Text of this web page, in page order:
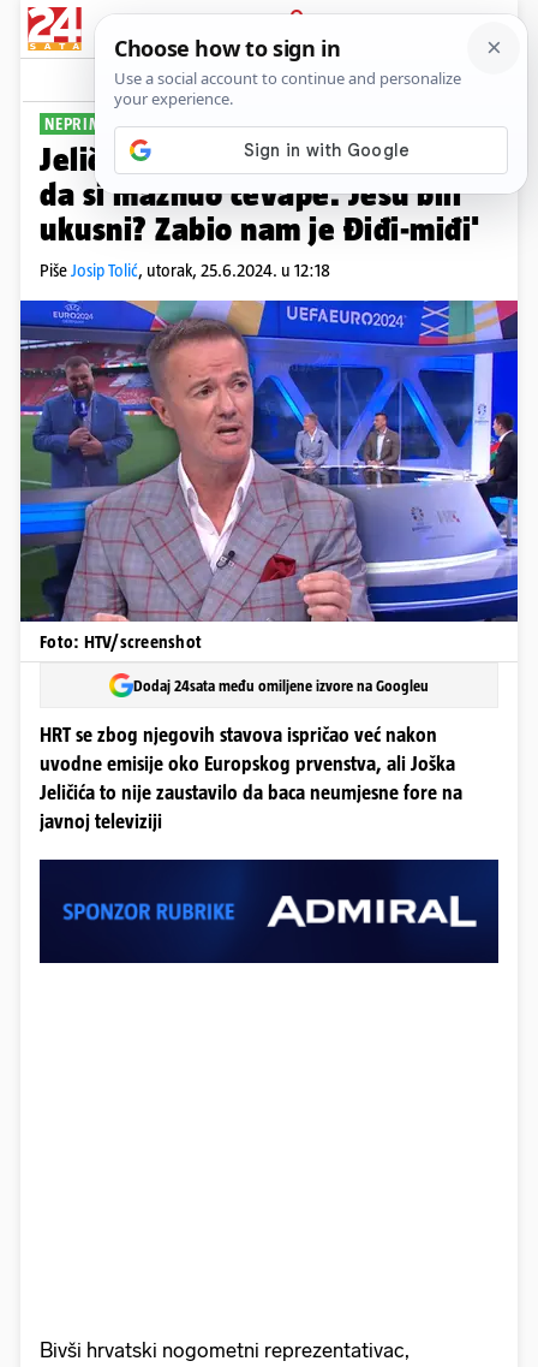
PRIJAVA
Sport Komentari
NEPRIMJERENI KOMENTARI
Jeličić kao u birtiji: 'Nadam se
da si maznuo ćevape. Jesu bili
ukusni? Zabio nam je Điđi-miđi'
PišeJosip Tolić, utorak, 25.6.2024. u 12:18
Foto: HTV/screenshot
Dodaj 24sata među omiljene izvore na Googleu
HRT se zbog njegovih stavova ispričao već nakon
uvodne emisije oko Europskog prvenstva, ali Joška
Jeličića to nije zaustavilo da baca neumjesne fore na
javnoj televiziji
Bivši hrvatski nogometni reprezentativac,